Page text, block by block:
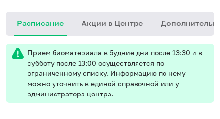
Расписание Акции в Центре
Прием биоматериала в будние дни после 13:30 и в
субботу после 13:00 осуществляется по
ограниченному списку. Информацию по нему
можно уточнить в единой справочной или у
администратора центра.